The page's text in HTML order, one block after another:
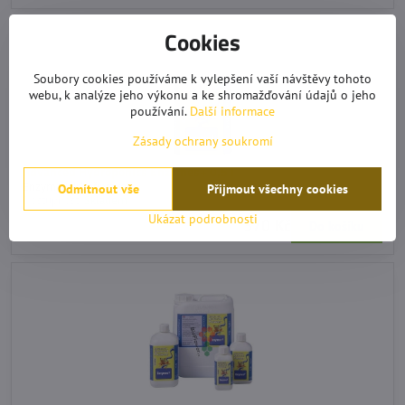
Advanced Hydroponics Enzymes+ 0,5 l
Enzymatický přípravek.
370 Kč
Cookies
Soubory cookies používáme k vylepšení vaší návštěvy tohoto
webu, k analýze jeho výkonu a ke shromažďování údajů o jeho
používání. Další informace
Zásady ochrany soukromí
Ukázat podrobnosti
Přijmout všechny cookies
Odmítnout vše